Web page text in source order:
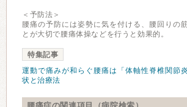
＜予防法＞
腰痛の予防には姿勢に気を付ける、腰回りの
とが大切で腰痛体操などを行うと効果的。
特集記事
運動で痛みが和らぐ腰痛は「体軸性脊椎関節
状と治療法